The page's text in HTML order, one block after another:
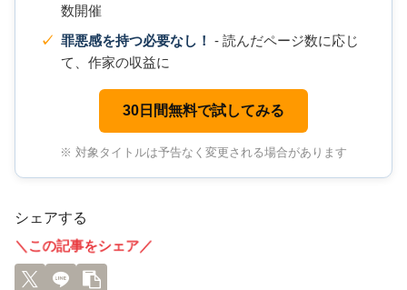
数開催
罪悪感を持つ必要なし！ - 読んだページ数に応じ
て、作家の収益に
30日間無料で試してみる
※ 対象タイトルは予告なく変更される場合があります
シェアする
＼この記事をシェア／